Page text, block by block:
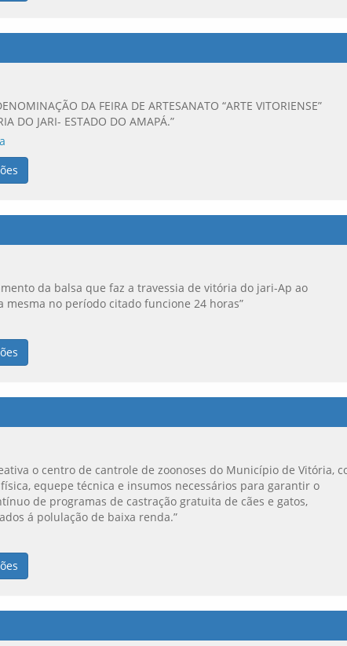
DA FEIRA DE ARTESANATO “ARTE VITORIENSE”
DO JARI- ESTADO DO AMAPÁ.”
da balsa que faz a travessia de vitória do jari-Ap ao
mesma no período citado funcione 24 horas”
o centro de cantrole de zoonoses do Município de Vitória,
equepe técnica e insumos necessários para garantir o
de programas de castração gratuita de cães e gatos,
á polulação de baixa renda.”